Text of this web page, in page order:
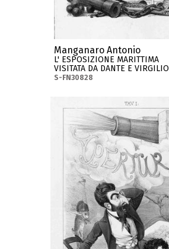
Manganaro Antonio
L' ESPOSIZIONE MARITTIMA
VISITATA DA DANTE E VIRGILIO
S-FN30828